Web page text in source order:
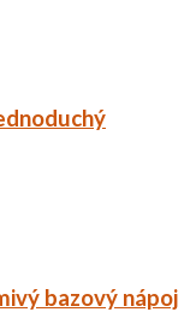
bazový nápoj